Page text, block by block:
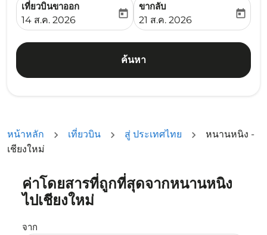
เที่ยวบินขาออก
fc-booking-departure-date-aria-label
14 ส.ค. 2026
today
ขากลับ
fc-booking-return-date-
21 ส.ค. 2026
today
ค้นหา
หน้าหลัก เที่ยวบิน สู่ ประเทศไทย
หนานหนิง -
เชียงใหม่
ค่าโดยสารที่ถูกที่สุดจากหนานหนิง
ไปเชียงใหม่
จาก
ลองอัปเดตเส้นทางของคุณ (ต้นทางและ/หรือปลายทาง) หรื